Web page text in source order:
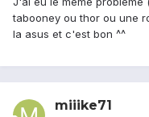
tabooney ou thor ou une
la asus et c'est bon ^^
miiike71